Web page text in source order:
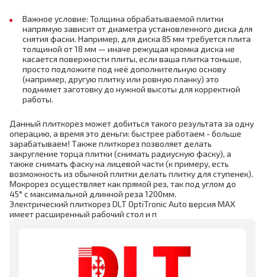
Важное условие: Толщина обрабатываемой плитки
напрямую зависит от диаметра установленного диска для
снятия фаски. Например, для диска 85 мм требуется плита
толщиной от 18 мм — иначе режущая кромка диска не
касается поверхности плиты, если ваша плитка тоньше,
просто подложите под неё дополнительную основу
(например, другую плитку или ровную планку) это
поднимет заготовку до нужной высоты для корректной
работы.
Данный плиткорез может добиться такого результата за одну
операцию, а время это деньги: быстрее работаем - больше
зарабатываем! Также плиткорез позволяет делать
закругление торца плитки (снимать радиусную фаску), а
также снимать фаску на лицевой части (к примеру, есть
возможность из обычной плитки делать плитку для ступенек).
Мокрорез осуществляет как прямой рез, так под углом до
45° с максимальной длинной реза 1200мм.
Электрический плиткорез DLT OptiTronic Auto версия MAX
имеет расширенный рабочий стол и п